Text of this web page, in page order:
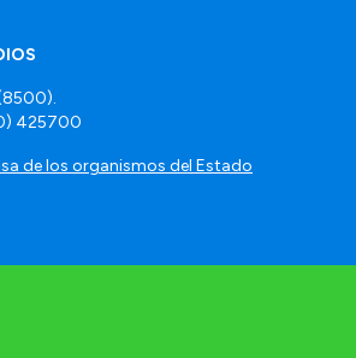
425700
de los organismos del Estado